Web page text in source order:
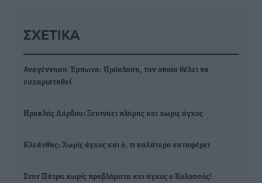
ΣΧΕΤΙΚΆ
Αναγέννηση Έμπωνα: Πρόκληση, την οποία θέλει να
ευχαριστηθεί
Ηρακλής Λάρδου: Ξεκινάει πλήρης και χωρίς άγχος
Κλεάνθης: Χωρίς άγχος και ό, τι καλύτερο καταφέρει
Στην Πάτρα χωρίς προβλήματα και άγχος ο Κολοσσός!